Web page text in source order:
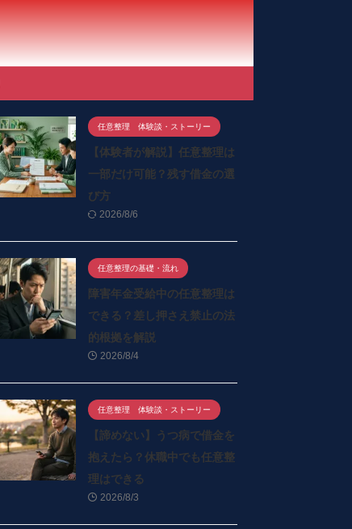
任意整理 体験談・ストーリー
【体験者が解説】任意整理は
一部だけ可能？残す借金の選
び方
2026/8/6
任意整理の基礎・流れ
障害年金受給中の任意整理は
できる？差し押さえ禁止の法
的根拠を解説
2026/8/4
任意整理 体験談・ストーリー
【諦めない】うつ病で借金を
抱えたら？休職中でも任意整
理はできる
2026/8/3